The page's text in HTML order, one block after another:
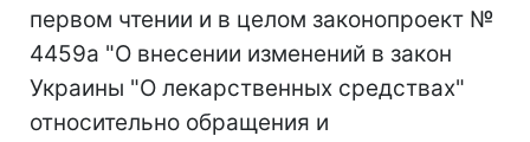
первом чтении и в целом законопроект №
4459а "О внесении изменений в закон
Украины "О лекарственных средствах"
относительно обращения и